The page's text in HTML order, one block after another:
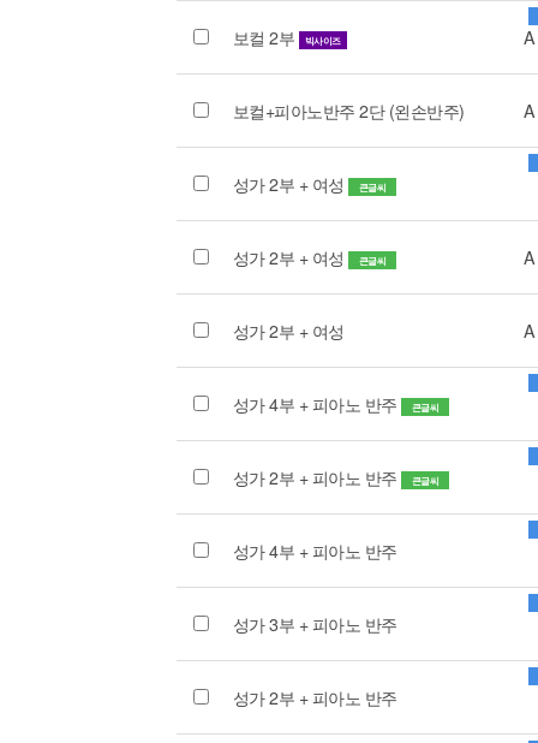
보컬 2부 빅사이즈
보컬+피아노반주 2단 (왼손반주)
성가 2부 + 여성 큰글씨
성가 2부 + 여성 큰글씨
성가 2부 + 여성
성가 4부 + 피아노 반주 큰글씨
성가 2부 + 피아노 반주 큰글씨
성가 4부 + 피아노 반주
성가 3부 + 피아노 반주
성가 2부 + 피아노 반주